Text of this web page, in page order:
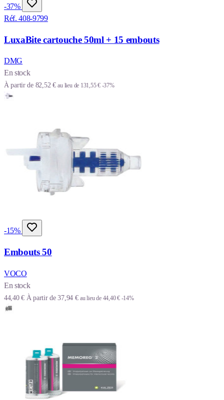
-37%
Réf. 408-9799
LuxaBite cartouche 50ml + 15 embouts
DMG
En stock
À partir de 82,52 € au lieu de 131,55 € -37%
-15%
Embouts 50
VOCO
En stock
44,40 € À partir de 37,94 € au lieu de 44,40 € -14%